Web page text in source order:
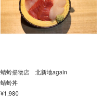
蜻蛉揚物店 北新地again
蜻蛉丼
¥1,980